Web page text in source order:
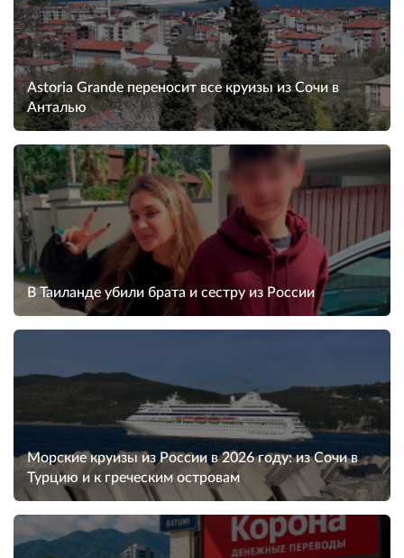
Astoria Grande переносит все круизы из Сочи в
Анталью
В Таиланде убили брата и сестру из России
Морские круизы из России в 2026 году: из Сочи в
Турцию и к греческим островам